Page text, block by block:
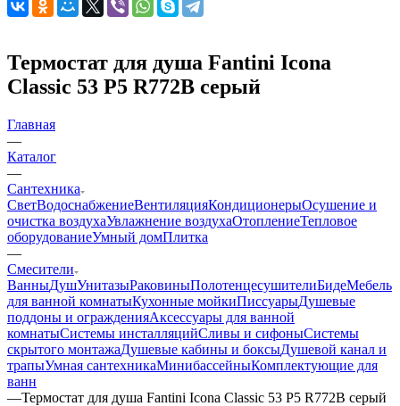
Термостат для душа Fantini Icona
Classic 53 P5 R772B серый
Главная
—
Каталог
—
Сантехника
СветВодоснабжениеВентиляцияКондиционерыОсушение и
очистка воздухаУвлажнение воздухаОтоплениеТепловое
оборудованиеУмный домПлитка
—
Смесители
ВанныДушУнитазыРаковиныПолотенцесушителиБидеМебель
для ванной комнатыКухонные мойкиПиссуарыДушевые
поддоны и огражденияАксессуары для ванной
комнатыСистемы инсталляцийСливы и сифоныСистемы
скрытого монтажаДушевые кабины и боксыДушевой канал и
трапыУмная сантехникаМинибассейныКомплектующие для
ванн
—Термостат для душа Fantini Icona Classic 53 P5 R772B серый